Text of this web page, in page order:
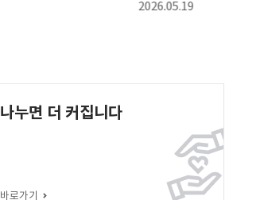
나누면 더 커집니다
바로가기